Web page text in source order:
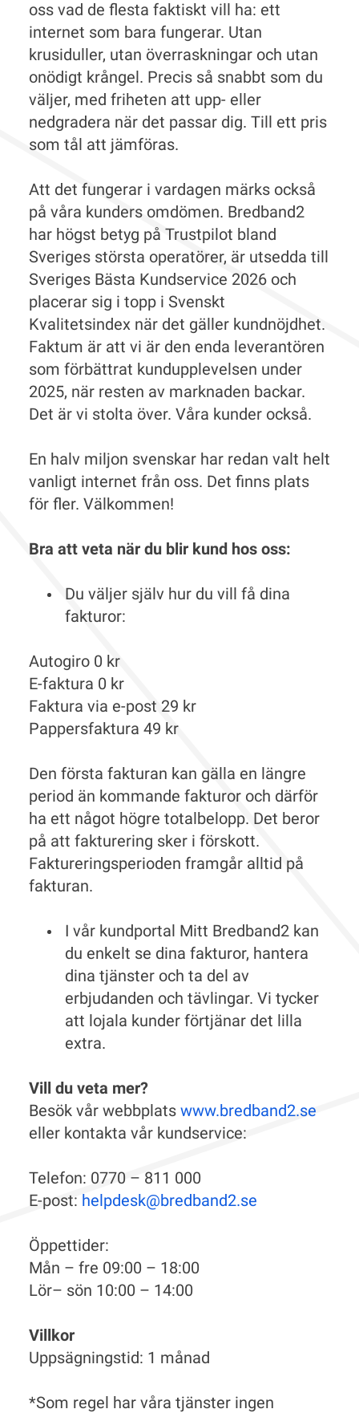
oss vad de flesta faktiskt vill ha: ett
internet som bara fungerar. Utan
krusiduller, utan överraskningar och utan
onödigt krångel. Precis så snabbt som du
väljer, med friheten att upp- eller
nedgradera när det passar dig. Till ett pris
som tål att jämföras.
Att det fungerar i vardagen märks också
på våra kunders omdömen. Bredband2
har högst betyg på Trustpilot bland
Sveriges största operatörer, är utsedda till
Sveriges Bästa Kundservice 2026 och
placerar sig i topp i Svenskt
Kvalitetsindex när det gäller kundnöjdhet.
Faktum är att vi är den enda leverantören
som förbättrat kundupplevelsen under
2025, när resten av marknaden backar.
Det är vi stolta över. Våra kunder också.
En halv miljon svenskar har redan valt helt
vanligt internet från oss. Det finns plats
för fler. Välkommen!
Bra att veta när du blir kund hos oss:
Du väljer själv hur du vill få dina
fakturor:
Autogiro 0 kr
E-faktura 0 kr
Faktura via e-post 29 kr
Pappersfaktura 49 kr
Den första fakturan kan gälla en längre
period än kommande fakturor och därför
ha ett något högre totalbelopp. Det beror
på att fakturering sker i förskott.
Faktureringsperioden framgår alltid på
fakturan.
I vår kundportal Mitt Bredband2 kan
du enkelt se dina fakturor, hantera
dina tjänster och ta del av
erbjudanden och tävlingar. Vi tycker
att lojala kunder förtjänar det lilla
extra.
Vill du veta mer?
Besök vår webbplats www.bredband2.se
eller kontakta vår kundservice:
Telefon: 0770 – 811 000
E-post: helpdesk@bredband2.se
Öppettider:
Mån – fre 09:00 – 18:00
Lör– sön 10:00 – 14:00
Villkor
Uppsägningstid: 1 månad
*Som regel har våra tjänster ingen